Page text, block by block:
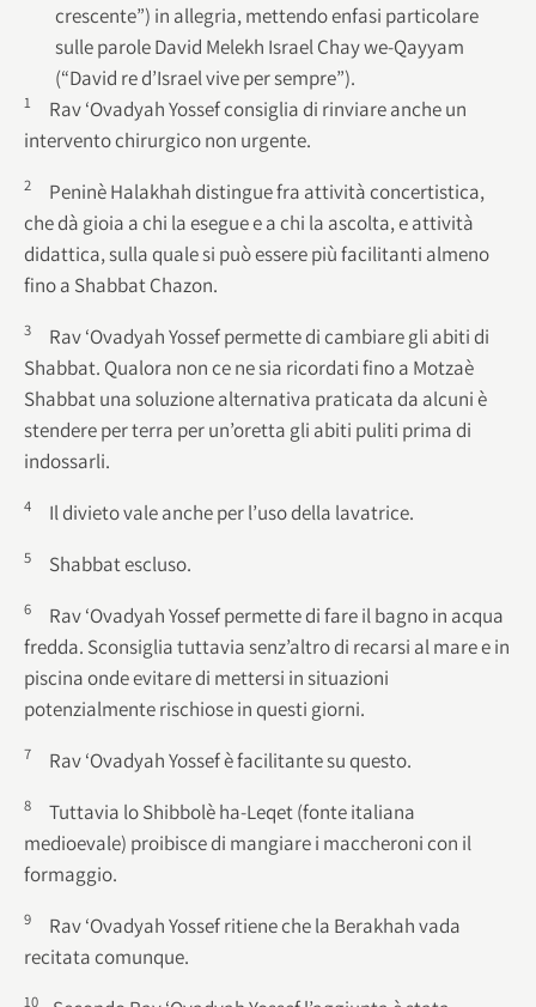
crescente”) in allegria, mettendo enfasi particolare
sulle parole David Melekh Israel Chay we-Qayyam
(“David re d’Israel vive per sempre”).
1 Rav ‘Ovadyah Yossef consiglia di rinviare anche un
intervento chirurgico non urgente.
2 Peninè Halakhah distingue fra attività concertistica,
che dà gioia a chi la esegue e a chi la ascolta, e attività
didattica, sulla quale si può essere più facilitanti almeno
fino a Shabbat Chazon.
3 Rav ‘Ovadyah Yossef permette di cambiare gli abiti di
Shabbat. Qualora non ce ne sia ricordati fino a Motzaè
Shabbat una soluzione alternativa praticata da alcuni è
stendere per terra per un’oretta gli abiti puliti prima di
indossarli.
4 Il divieto vale anche per l’uso della lavatrice.
5 Shabbat escluso.
6 Rav ‘Ovadyah Yossef permette di fare il bagno in acqua
fredda. Sconsiglia tuttavia senz’altro di recarsi al mare e in
piscina onde evitare di mettersi in situazioni
potenzialmente rischiose in questi giorni.
7 Rav ‘Ovadyah Yossef è facilitante su questo.
8 Tuttavia lo Shibbolè ha-Leqet (fonte italiana
medioevale) proibisce di mangiare i maccheroni con il
formaggio.
9 Rav ‘Ovadyah Yossef ritiene che la Berakhah vada
recitata comunque.
10